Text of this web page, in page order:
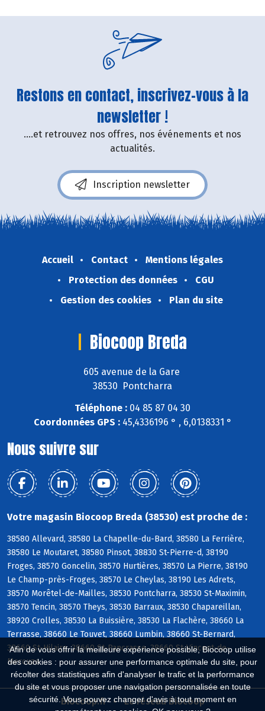
Afin de vous offrir la meilleure expérience possible, Biocoop utilise
des cookies : pour assurer une performance optimale du site, pour
récolter des statistiques afin d'analyser le trafic et la performance
du site et vous proposer une navigation personnalisée en toute
sécurité. Vous pouvez changer d'avis à tout moment en
Restons en contact, inscrivez-vous à la
newsletter !
....et retrouvez nos offres, nos événements et nos
actualités.
Inscription newsletter
Accueil Contact
Mentions légales
Protection des données
CGU
Gestion des cookies
Plan du site
Biocoop Breda
605 avenue de la Gare
38530 Pontcharra
Téléphone : 04 85 87 04 30
Coordonnées GPS :45,4336196 ° , 6,0138331 °
Nous suivre sur
Votre magasin Biocoop Breda (38530) est proche de :
38580 Allevard, 38580 La Chapelle-du-Bard, 38580 La Ferrière,
38580 Le Moutaret, 38580 Pinsot, 38830 St-Pierre-d, 38190
Froges, 38570 Goncelin, 38570 Hurtières, 38570 La Pierre, 38190
Le Champ-près-Froges, 38570 Le Cheylas, 38190 Les Adrets,
38570 Morêtel-de-Mailles, 38530 Pontcharra, 38530 St-Maximin,
38570 Tencin, 38570 Theys, 38530 Barraux, 38530 Chapareillan,
38920 Crolles, 38530 La Buissière, 38530 La Flachère, 38660 La
Terrasse, 38660 Le Touvet, 38660 Lumbin, 38660 St-Bernard,
38660 St-Hilaire, 38660 St-Pancrasse, 38660 St-Vincent-de-
Mercuze
Biocoop.fr Le réseau Biocoop